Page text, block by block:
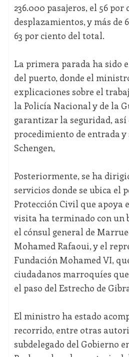
236.000 pasajeros, el 56 por
desplazamientos, y más de
63 por ciento del total.
La primera parada ha sido
del puerto, donde el
explicaciones sobre el
la Policía Nacional y de la
garantizar la seguridad, así
procedimiento de entrada y
Schengen,
Posteriormente, se ha
servicios donde se ubica el
Protección Civil que apoya
visita ha terminado con un
el cónsul general de
Mohamed Rafaoui, y el
Fundación Mohamed VI,
ciudadanos marroquíes
el paso del Estrecho de
El ministro ha estado
recorrido, entre otras
subdelegado del Gobierno